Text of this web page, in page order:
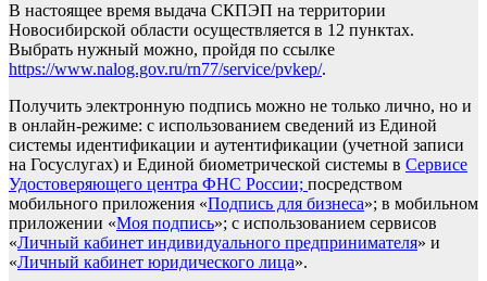
В настоящее время выдача СКПЭП на территории
Новосибирской области осуществляется в 12 пунктах.
Выбрать нужный можно, пройдя по ссылке
https://www.nalog.gov.ru/rn77/service/pvkep/.
Получить электронную подпись можно не только лично, но и
в онлайн-режиме: с использованием сведений из Единой
системы идентификации и аутентификации (учетной записи
на Госуслугах) и Единой биометрической системы в Сервисе
Удостоверяющего центра ФНС России; посредством
мобильного приложения «Подпись для бизнеса»; в мобильном
приложении «Моя подпись»; с использованием сервисов
«Личный кабинет индивидуального предпринимателя» и
«Личный кабинет юридического лица».